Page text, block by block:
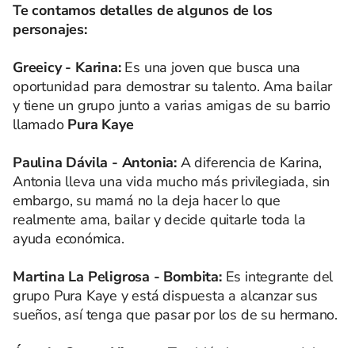
Te contamos detalles de algunos de los
personajes:
Greeicy - Karina:Es una joven que busca una
oportunidad para demostrar su talento. Ama bailar
y tiene un grupo junto a varias amigas de su barrio
llamado Pura Kaye
Paulina Dávila - Antonia: A diferencia de Karina,
Antonia lleva una vida mucho más privilegiada, sin
embargo, su mamá no la deja hacer lo que
realmente ama, bailar y decide quitarle toda la
ayuda económica.
Martina La Peligrosa - Bombita:Es integrante del
grupo Pura Kaye y está dispuesta a alcanzar sus
sueños, así tenga que pasar por los de su hermano.